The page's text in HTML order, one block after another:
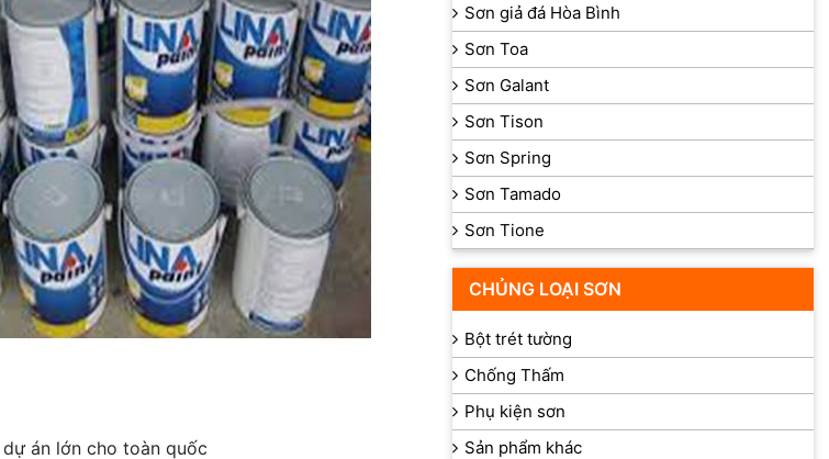
án lớn cho toàn quốc
Sơn giả đá Hòa Bình
Sơn Toa
Sơn Galant
Sơn Tison
Sơn Spring
Sơn Tamado
Sơn Tione
CHỦNG LOẠI SƠN
Bột trét tường
Chống Thấm
Phụ kiện sơn
Sản phẩm khác